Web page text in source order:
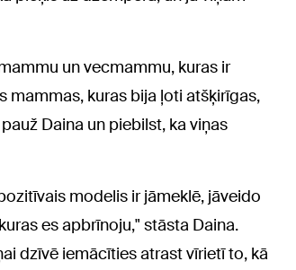
un vecmammu, kuras ir
mammas, kuras bija ļoti atšķirīgas,
Daina un piebilst, ka viņas
modelis ir jāmeklē, jāveido
es apbrīnoju," stāsta Daina.
dzīvē iemācīties atrast vīrietī to, kā